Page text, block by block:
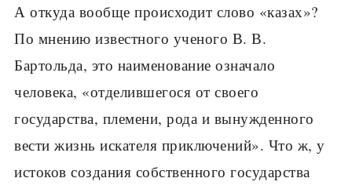
А откуда вообще происходит слово «казах»?
По мнению известного ученого В. В.
Бартольда, это наименование означало
человека, «отделившегося от своего
государства, племени, рода и вынужденного
вести жизнь искателя приключений». Что ж, у
истоков создания собственного государства